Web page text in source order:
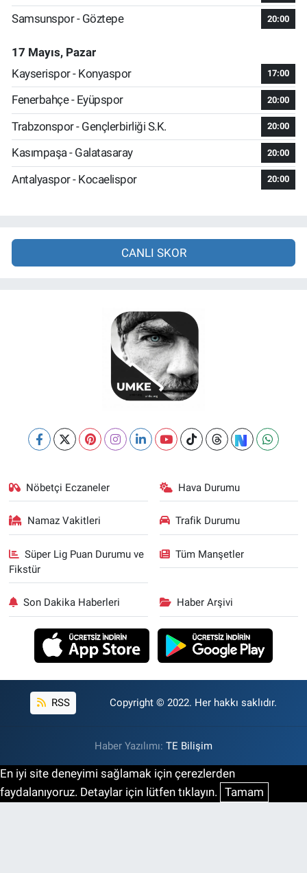
Samsunspor - Göztepe 20:00
17 Mayıs, Pazar
Kayserispor - Konyaspor
17:00
Fenerbahçe - Eyüpspor 20:00
Trabzonspor - Gençlerbirliği S.K. 20:00
Kasımpaşa - Galatasaray 20:00
Antalyaspor - Kocaelispor 20:00
CANLI SKOR
Nöbetçi Eczaneler Hava Durumu
Namaz Vakitleri Trafik Durumu
Süper Lig Puan Durumu ve
Fikstür
Tüm Manşetler
Son Dakika Haberleri Haber Arşivi
RSS Copyright © 2022. Her hakkı saklıdır.
Haber Yazılımı: TE Bilişim
En iyi site deneyimi sağlamak için çerezlerden
faydalanıyoruz. Detaylar için lütfen tıklayın. Tamam